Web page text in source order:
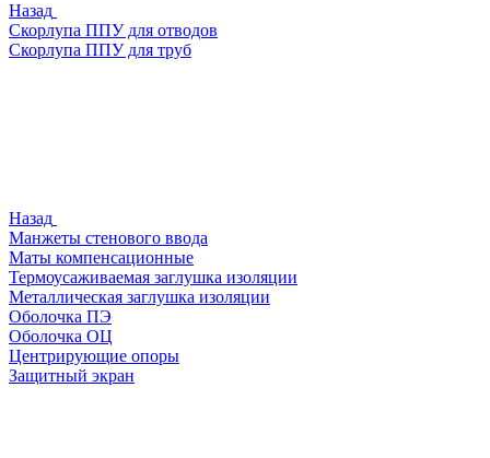
Назад
Скорлупа ППУ для отводов
Скорлупа ППУ для труб
Назад
Манжеты стенового ввода
Маты компенсационные
Термоусаживаемая заглушка изоляции
Металлическая заглушка изоляции
Оболочка ПЭ
Оболочка ОЦ
Центрирующие опоры
Защитный экран